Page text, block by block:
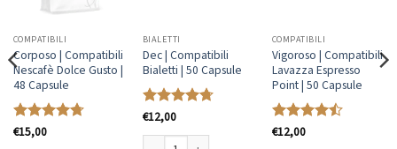
COMPATIBILI
Corposo | Compatibili
Nescafè Dolce Gusto |
48 Capsule
Valutato
€15,00
BIALETTI
Dec | Compatibili
Bialetti | 50 Capsule
Valutato
€12,00
COMPATIBILI
Vigoroso | Compatibili
Lavazza Espresso
Point | 50 Capsule
Valutato
€12,00